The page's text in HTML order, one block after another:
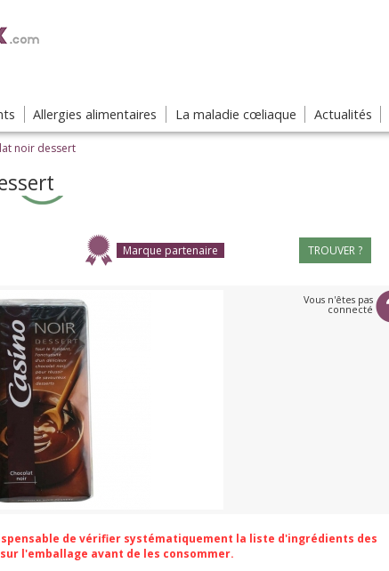
Allergies alimentaires La maladie cœliaque Actualités
noir dessert
TROUVER ?
Marque partenaire
Vous n'êtes pas
connecté
de vérifier systématiquement la liste d'ingrédients des
l'emballage avant de les consommer.